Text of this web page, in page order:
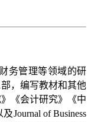
务管理等领域的研
，编写教材和其他
《会计研究》《中
Journal of Business